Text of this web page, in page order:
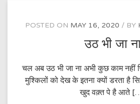
POSTED ON MAY 16, 2020 BY
उठ भी जा
चल अब उठ भी जा ना अभी कुछ काम नहीं
मुश्किलों को देख के इतना क्यों डरता है
खुद वक़्त पे है आते